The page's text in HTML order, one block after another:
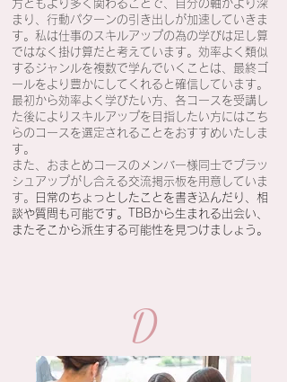
方ともより多く関わることで、自分の軸がより深
まり、行動パターンの引き出しが加速していきま
す。私は仕事のスキルアップの為の学びは足し算
ではなく掛け算だと考えています。効率よく類似
するジャンルを複数で学んでいくことは、最終ゴ
ールをより豊かにしてくれると確信しています。
最初から効率よく学びたい方、各コースを受講し
た後によりスキルアップを目指したい方にはこち
らのコースを選定されることをおすすめいたしま
す。
​ ​また、おまとめコースのメンバー様同士でブラッ
シュアップがし合える交流掲示板を用意していま
す。
日常のちょっとしたことを書き込んだり、相
談や質問も可能です。TBBから生まれる出会い、
またそこから派生する可能性を見つけましょう。
D